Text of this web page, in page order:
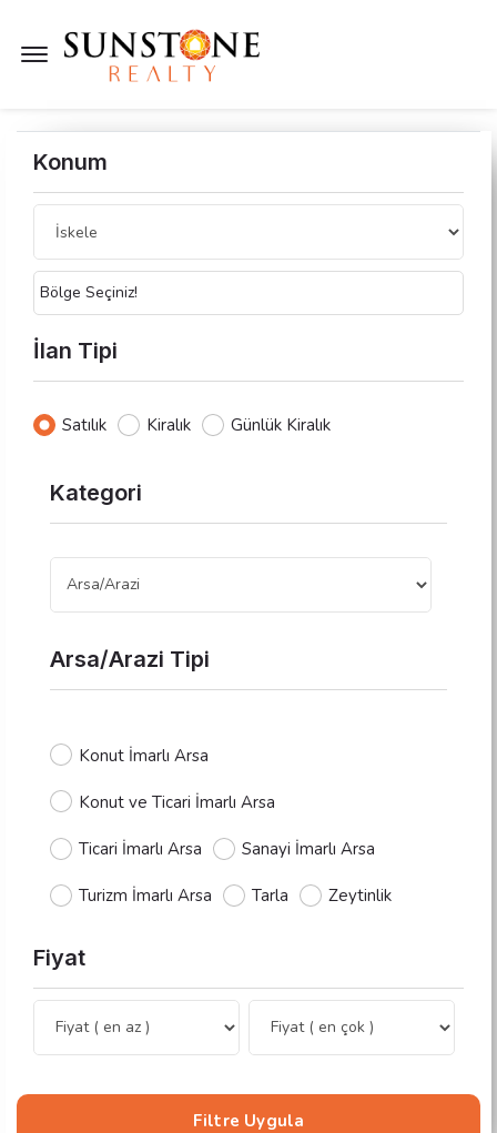
Menü Açık
Konum
Bölge Seçiniz!
İlan Tipi
Satılık Kiralık Günlük Kiralık
Kategori
Arsa/Arazi Tipi
Konut İmarlı Arsa
Konut ve Ticari İmarlı Arsa
Ticari İmarlı Arsa Sanayi İmarlı Arsa
Turizm İmarlı Arsa Tarla Zeytinlik
Fiyat
Filtre Uygula